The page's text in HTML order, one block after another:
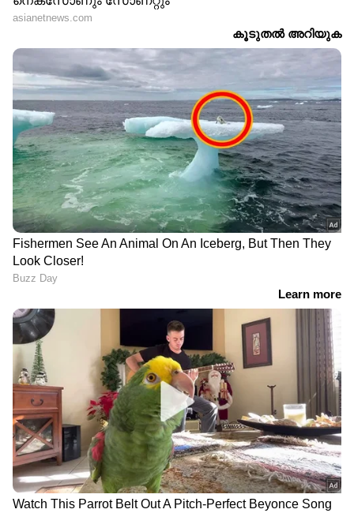
RECOMMENDED STORIES
'ചികിത്സയ്ക്കപ്പുറം
രോഗിയുടെ ഭയവും
ആശങ്കയും കുറയ്ക്കുന്ന
കരുതലുള്ള സാന്നിധ്യമാണ്
പലപ്പോഴും നഴ്സിന്റെ
ഏറ്റവും വലിയ സംഭാവന'
International Nurses Day
2026 : ഭൂമിയിലെ
മാലാഖമാരെ ആദരിക്കാം ;
ഇന്ന് അന്താരാഷ്ട്ര
ലിപ് ബാമോ ലിപ്
മാസ്കോ? ചുണ്ടുകളുടെ
സംരക്ഷണത്തിന് ഏതാണ്
നല്ലത്
കൊളാജൻ മാസ്ക്
ഉപയോഗിക്കാം; തിളങ്ങുന്ന
ചർമ്മത്തിനായി ഇതാ
വഴികൾ!